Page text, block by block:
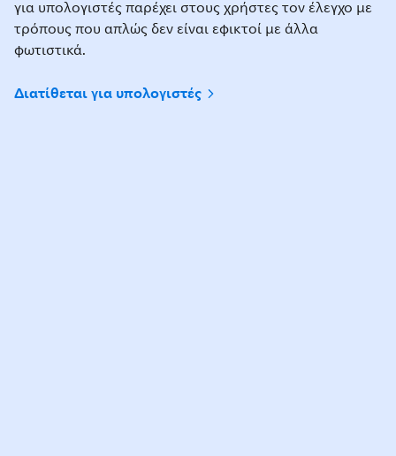
για υπολογιστές παρέχει στους χρήστες τον έλεγχο με
τρόπους που απλώς δεν είναι εφικτοί με άλλα
φωτιστικά.
Διατίθεται για υπολογιστές